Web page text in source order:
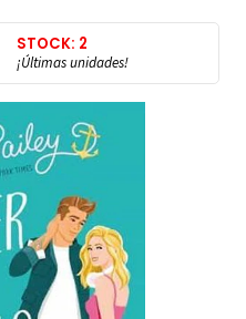
STOCK: 2
¡Últimas unidades!